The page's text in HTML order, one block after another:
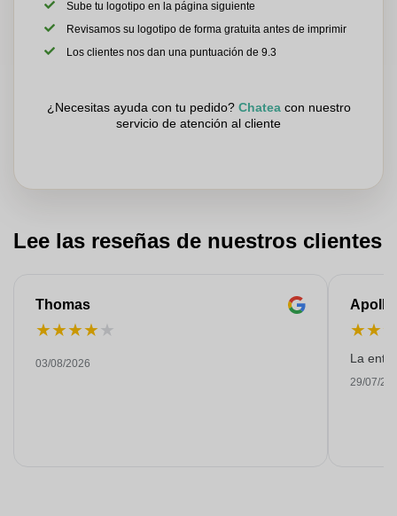
Sube tu logotipo en la página siguiente
Revisamos su logotipo de forma gratuita antes de imprimir
Los clientes nos dan una puntuación de 9.3
¿Necesitas ayuda con tu pedido? Chateacon nuestro
servicio de atención al cliente
Lee las reseñas de nuestros clientes
Thomas
★★★★★
03/08/2026
★★
La
29/07/